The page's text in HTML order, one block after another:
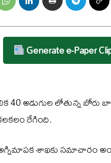
Generate e-Paper
40 అడుగుల లోతున్న
రేగింది.
శాఖకు సమాచారం